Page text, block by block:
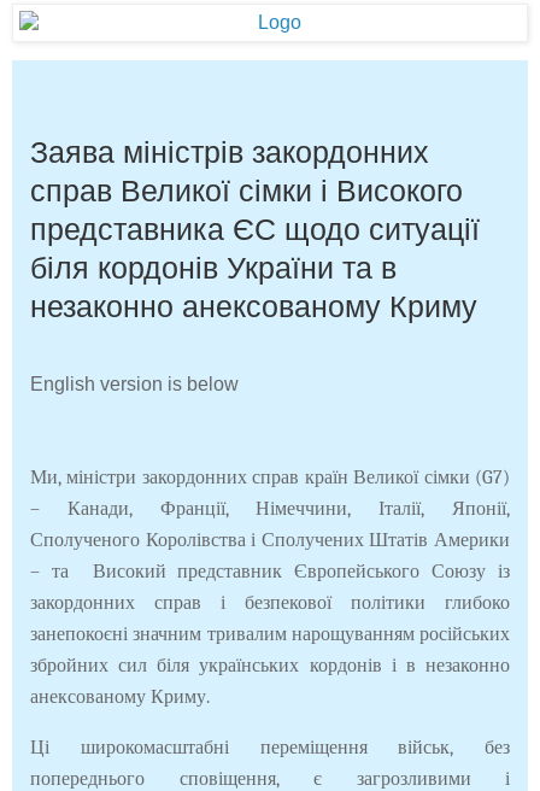
Заява міністрів закордонних
справ Великої сімки і Високого
представника ЄС щодо ситуації
біля кордонів України та в
незаконно анексованому Криму
English version is below
Ми, міністри закордонних справ країн Великої сімки (G7)
– Канади, Франції, Німеччини, Італії, Японії,
Сполученого Королівства і Сполучених Штатів Америки
– та Високий представник Європейського Союзу із
закордонних справ і безпекової політики глибоко
занепокоєні значним тривалим нарощуванням російських
збройних сил біля українських кордонів і в незаконно
анексованому Криму.
Ці широкомасштабні переміщення військ, без
попереднього сповіщення, є загрозливими і